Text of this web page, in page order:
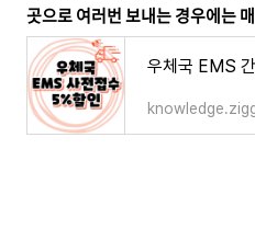
곳으로 여러번 보내는 경우에는